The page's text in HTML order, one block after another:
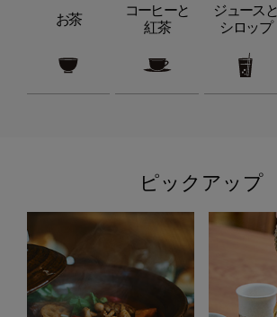
お茶
コーヒーと
紅茶
ジュースと
シロップ
ピックアップ